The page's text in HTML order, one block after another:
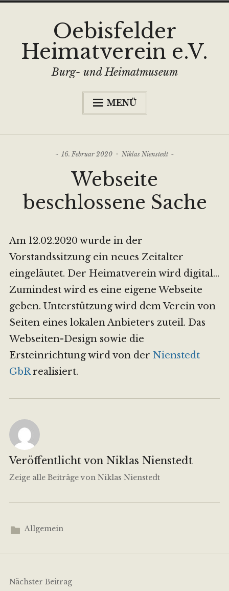
springen
Oebisfelder
Heimatverein e.V.
Burg- und Heimatmuseum
MENÜ
Partner/Mitgliedschaft
News
16. Februar 2020 Niklas Nienstedt
Webseite
beschlossene Sache
Am 12.02.2020 wurde in der
Vorstandssitzung ein neues Zeitalter
eingeläutet. Der Heimatverein wird digital…
Zumindest wird es eine eigene Webseite
geben. Unterstützung wird dem Verein von
Seiten eines lokalen Anbieters zuteil. Das
Webseiten-Design sowie die
Ersteinrichtung wird von der Nienstedt
GbRrealisiert.
Veröffentlicht von Niklas Nienstedt
Zeige alle Beiträge von Niklas Nienstedt
Allgemein
Beitragsnavigation
Nächster Beitrag